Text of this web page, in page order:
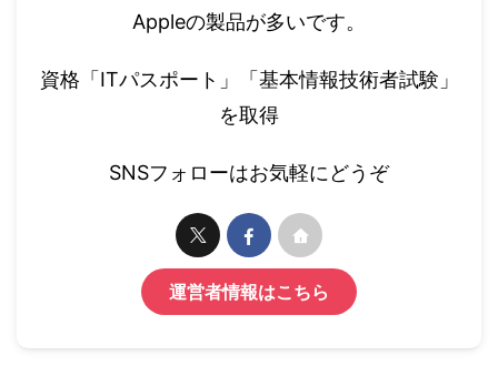
Appleの製品が多いです。
資格「ITパスポート」「基本情報技術者試験」
を取得
SNSフォローはお気軽にどうぞ
運営者情報はこちら